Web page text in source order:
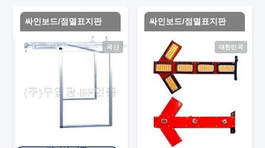
싸인보드/점멸표지판
국산
싸인보드/점멸표지판
대한민국